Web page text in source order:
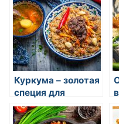
Куркума – золотая
специя для
здоровья